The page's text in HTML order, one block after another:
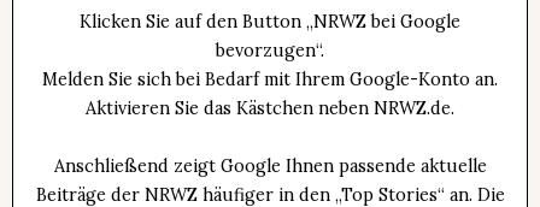
Klicken Sie auf den Button „NRWZ bei Google
bevorzugen“.
Melden Sie sich bei Bedarf mit Ihrem Google-Konto an.
Aktivieren Sie das Kästchen neben NRWZ.de.
Anschließend zeigt Google Ihnen passende aktuelle
Beiträge der NRWZ häufiger in den „Top Stories“ an. Die